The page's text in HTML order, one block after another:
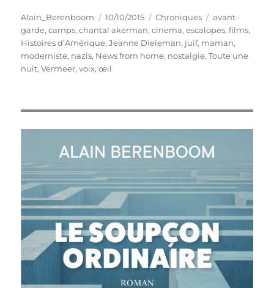
Auteur
Alain_Berenboom
Publié
le
10/10/2015 Catégories
Chroniques Étiquettes
avant-
garde,camps,chantal akerman,cinema,escalopes,films,
Histoires d’Amérique,Jeanne Dieleman, juif, maman,
moderniste, nazis, News from home, nostalgie,Toute une
nuit,Vermeer,voix,œil